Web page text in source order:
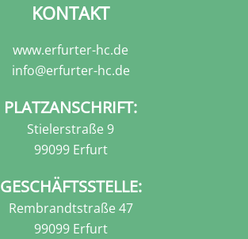
PLATZANSCHRIFT:
Stielerstraße 9
99099 Erfurt
KONTAKT
www.erfurter-hc.de
info@erfurter-hc.de
GESCHÄFTSSTELLE:
Rembrandtstraße 47
99099 Erfurt